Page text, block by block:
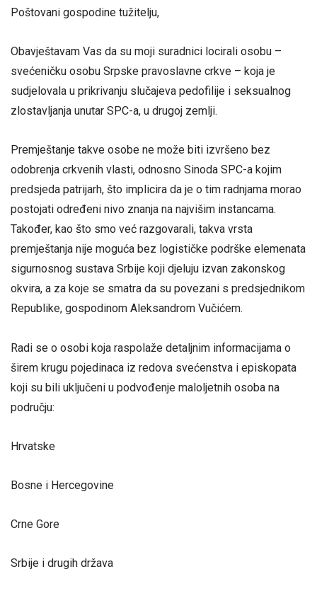
Poštovani gospodine tužitelju,
Obavještavam Vas da su moji suradnici locirali osobu –
svećeničku osobu Srpske pravoslavne crkve – koja je
sudjelovala u prikrivanju slučajeva pedofilije i seksualnog
zlostavljanja unutar SPC-a, u drugoj zemlji.
Premještanje takve osobe ne može biti izvršeno bez
odobrenja crkvenih vlasti, odnosno Sinoda SPC-a kojim
predsjeda patrijarh, što implicira da je o tim radnjama morao
postojati određeni nivo znanja na najvišim instancama.
Također, kao što smo već razgovarali, takva vrsta
premještanja nije moguća bez logističke podrške elemenata
sigurnosnog sustava Srbije koji djeluju izvan zakonskog
okvira, a za koje se smatra da su povezani s predsjednikom
Republike, gospodinom Aleksandrom Vučićem.
Radi se o osobi koja raspolaže detaljnim informacijama o
širem krugu pojedinaca iz redova svećenstva i episkopata
koji su bili uključeni u podvođenje maloljetnih osoba na
području:
Hrvatske
Bosne i Hercegovine
Crne Gore
Srbije i drugih država